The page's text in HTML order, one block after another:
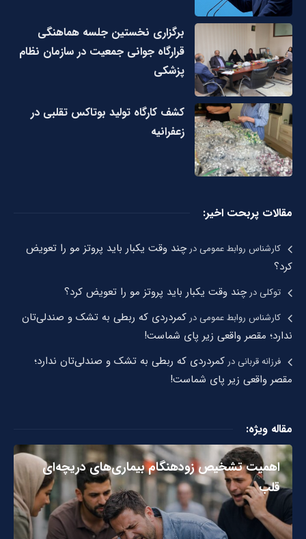
برگزاری نخستین جلسه هماهنگی
قرارگاه جوانی جمعیت در سازمان نظام
پزشکی
کشف کارگاه تولید بوتاکس تقلبی در
زعفرانیه
مقالات پربحت اخیر:
کارشناس روابط عمومیدرچند وقت یکبار باید پروتز مو را تعویض
کرد؟
توکلیدرچند وقت یکبار باید پروتز مو را تعویض کرد؟
کارشناس روابط عمومیدر کمردردی که ربطی به تشک و صندلی‌تان
ندارد؛ مقصر واقعی زیر پای شماست!
فرزانه قربانیدر کمردردی که ربطی به تشک و صندلی‌تان ندارد؛
مقصر واقعی زیر پای شماست!
مقاله ویژه:
اهمیت تشخیص زودهنگام بیماری‌های دریچه‌ای
قلب